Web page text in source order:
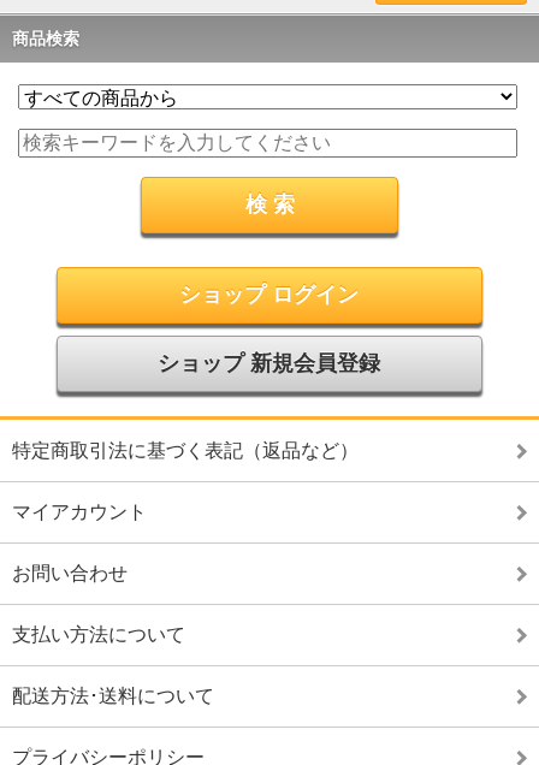
商品検索
ショップ ログイン
ショップ 新規会員登録
特定商取引法に基づく表記（返品など）
マイアカウント
お問い合わせ
支払い方法について
配送方法･送料について
プライバシーポリシー